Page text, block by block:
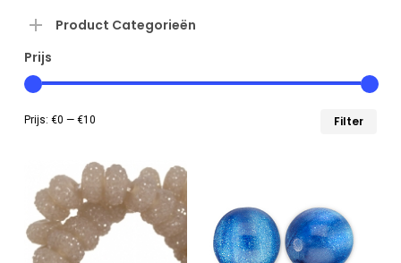
Product Categorieën
Prijs
Filter
Prijs: €0 — €10